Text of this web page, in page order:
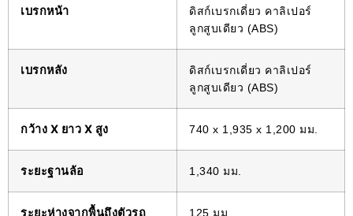
เบรกหน้า
ดิสก์เบรกเดี่ยว คาลิเปอร์
ลูกสูบเดียว (ABS)
เบรกหลัง
ดิสก์เบรกเดี่ยว คาลิเปอร์
ลูกสูบเดียว (ABS)
กว้าง X ยาว X สูง 740 x 1,935 x 1,200 มม.
ระยะฐานล้อ 1,340 มม.
ระยะห่างจากพื้นถึงตัวรถ 125 มม